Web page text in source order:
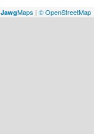
JawgMaps | © OpenStreetMap